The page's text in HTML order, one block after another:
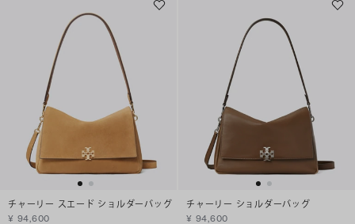
チャーリー スエード ショルダーバッグ
¥ 94,600
チャーリー ショルダーバッグ
¥ 94,600